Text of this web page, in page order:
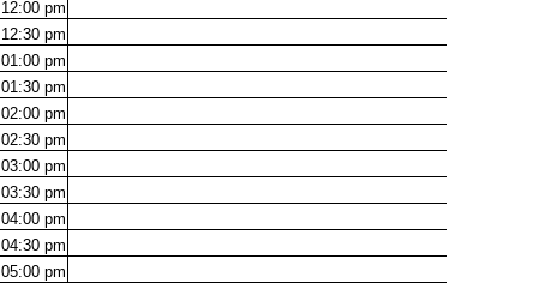
12:00 pm
12:30 pm
01:00 pm
01:30 pm
02:00 pm
02:30 pm
03:00 pm
03:30 pm
04:00 pm
04:30 pm
05:00 pm